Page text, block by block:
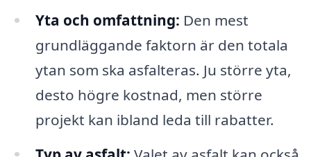
Yta och omfattning: Den mest
grundläggande faktorn är den totala
ytan som ska asfalteras. Ju större yta,
desto högre kostnad, men större
projekt kan ibland leda till rabatter.